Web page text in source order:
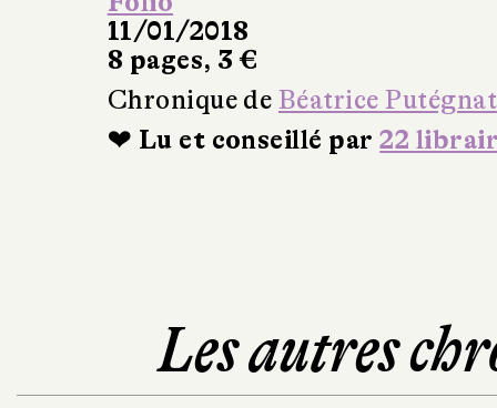
11/01/2018
8 pages, 3 €
Chronique de Béatrice Putégnat
❤ Lu et conseillé par22
Les autres